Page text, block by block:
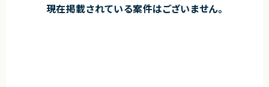
現在掲載されている案件はございません。